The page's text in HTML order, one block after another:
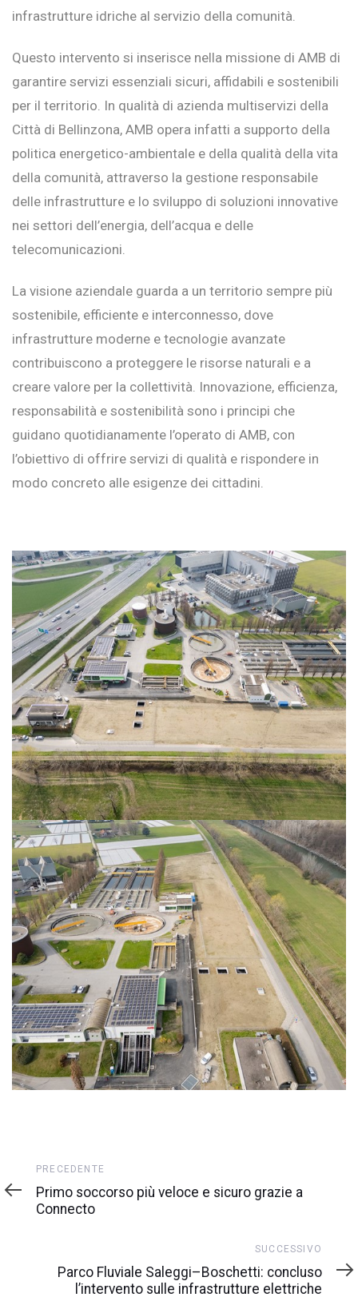
infrastrutture idriche al servizio della comunità.
Questo intervento si inserisce nella missione di AMB di
garantire servizi essenziali sicuri, affidabili e sostenibili
per il territorio. In qualità di azienda multiservizi della
Città di Bellinzona, AMB opera infatti a supporto della
politica energetico-ambientale e della qualità della vita
della comunità, attraverso la gestione responsabile
delle infrastrutture e lo sviluppo di soluzioni innovative
nei settori dell’energia, dell’acqua e delle
telecomunicazioni.
La visione aziendale guarda a un territorio sempre più
sostenibile, efficiente e interconnesso, dove
infrastrutture moderne e tecnologie avanzate
contribuiscono a proteggere le risorse naturali e a
creare valore per la collettività. Innovazione, efficienza,
responsabilità e sostenibilità sono i principi che
guidano quotidianamente l’operato di AMB, con
l’obiettivo di offrire servizi di qualità e rispondere in
modo concreto alle esigenze dei cittadini.
Precedente
PRECEDENTE
Primo soccorso più veloce e sicuro grazie a
Connecto
SUCCESSIVO
Parco Fluviale Saleggi–Boschetti: concluso
l’intervento sulle infrastrutture elettriche